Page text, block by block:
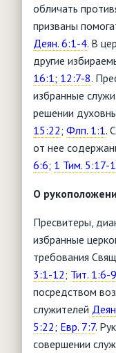
обличать
призваны
Деян. 6:1-4. В
другие
16:1; 12:7-8.
избранные
решении
15:22; Флп. 1:1.
от нее
6:6; 1 Тим. 5:17-
О
Пресвитеры,
избранные
требования
3:1-12; Тит. 1:6-9
посредством
служителей
5:22; Евр. 7:7.
совершении